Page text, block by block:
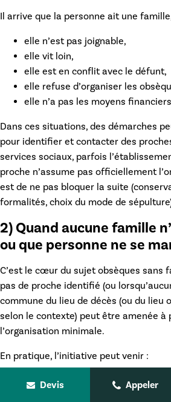
Il arrive que la personne ait une
elle n’est pas joignable,
elle vit loin,
elle est en conflit avec le défunt,
elle refuse d’organiser les
elle n’a pas les moyens
Dans ces situations, des démarches
pour identifier et contacter des
services sociaux, parfois
proche n’assume pas officiellement
est de ne pas bloquer la suite
formalités, choix du mode de
2) Quand aucune famille
ou que personne ne se
C’est le cœur du sujetobsèques sans
pas de proche identifié (ou
commune du lieu de décès (ou du lieu
selon le contexte) peut être amenée à
l’organisation minimale.
En pratique, l’initiative peut venir :
d’un hôpital / EHPAD /
Devis Appeler